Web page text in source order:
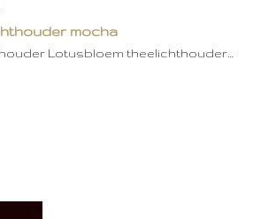
mocha
Lotusbloem theelichthouder…